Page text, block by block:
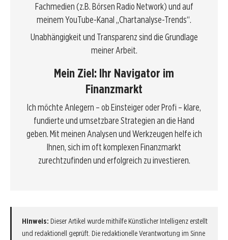
Fachmedien (z.B. Börsen Radio Network) und auf
meinem YouTube-Kanal „Chartanalyse-Trends“.
Unabhängigkeit und Transparenz sind die Grundlage
meiner Arbeit.
Mein Ziel: Ihr Navigator im
Finanzmarkt
Ich möchte Anlegern – ob Einsteiger oder Profi – klare,
fundierte und umsetzbare Strategien an die Hand
geben. Mit meinen Analysen und Werkzeugen helfe ich
Ihnen, sich im oft komplexen Finanzmarkt
zurechtzufinden und erfolgreich zu investieren.
Hinweis: Dieser Artikel wurde mithilfe Künstlicher Intelligenz erstellt
und redaktionell geprüft. Die redaktionelle Verantwortung im Sinne